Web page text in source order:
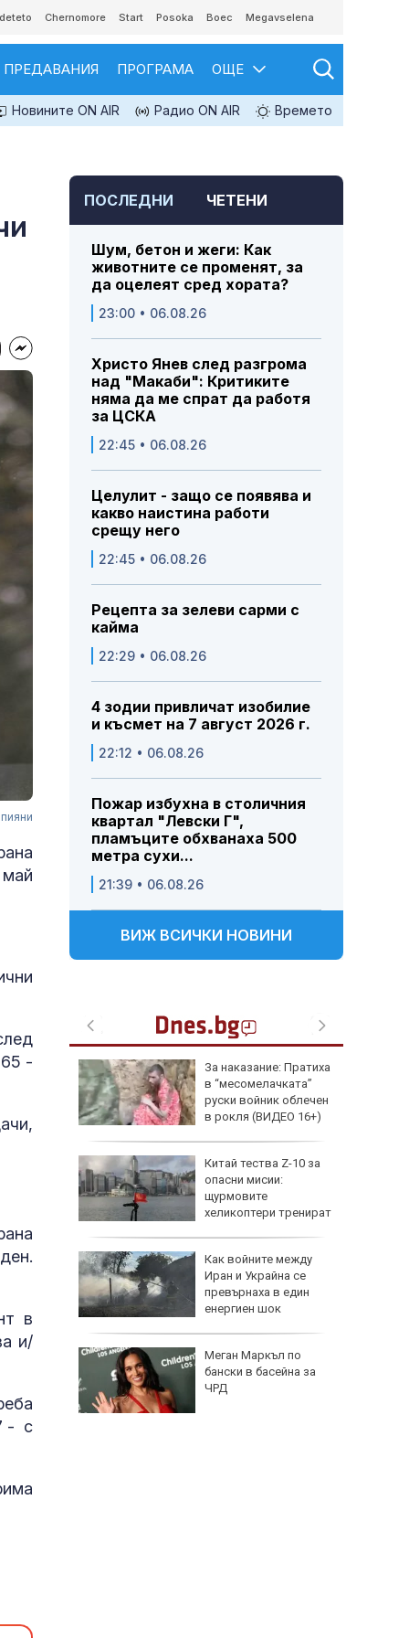
Chernomore Start Posoka Boec Megavselena
ПРЕДАВАНИЯ ПРОГРАМА ОЩЕ
Новините ON AIR Радио ON AIR Времето
-
в
и/
- с
ПОСЛЕДНИ ЧЕТЕНИ
Шум, бетон и жеги: Как
животните се променят, за
да оцелеят сред хората?
23:00 • 06.08.26
Христо Янев след разгрома
над "Макаби": Критиките
няма да ме спрат да работя
за ЦСКА
22:45 • 06.08.26
Целулит - защо се появява и
какво наистина работи
срещу него
22:45 • 06.08.26
Рецепта за зелеви сарми с
кайма
22:29 • 06.08.26
4 зодии привличат изобилие
и късмет на 7 август 2026 г.
22:12 • 06.08.26
Пожар избухна в столичния
квартал "Левски Г",
пламъците обхванаха 500
метра сухи...
21:39 • 06.08.26
ВИЖ ВСИЧКИ НОВИНИ
За наказание: Пратиха
в “месомелачката”
руски войник облечен
в рокля (ВИДЕО 16+)
Китай тества Z-10 за
опасни мисии:
щурмовите
хеликоптери тренират
Как войните между
Иран и Украйна се
превърнаха в един
енергиен шок
Меган Маркъл по
бански в басейна за
ЧРД